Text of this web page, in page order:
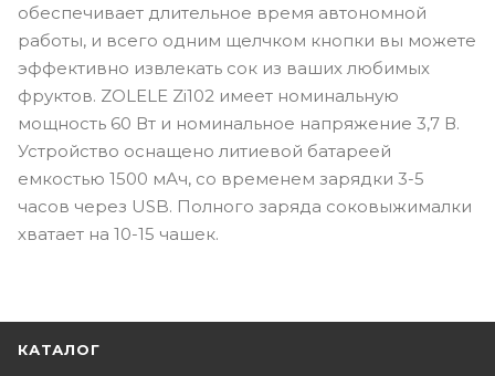
обеспечивает длительное время автономной
работы, и всего одним щелчком кнопки вы можете
эффективно извлекать сок из ваших любимых
фруктов. ZOLELE Zi102 имеет номинальную
мощность 60 Вт и номинальное напряжение 3,7 В.
Устройство оснащено литиевой батареей
емкостью 1500 мАч, со временем зарядки 3-5
часов через USB. Полного заряда соковыжималки
хватает на 10-15 чашек.
КАТАЛОГ